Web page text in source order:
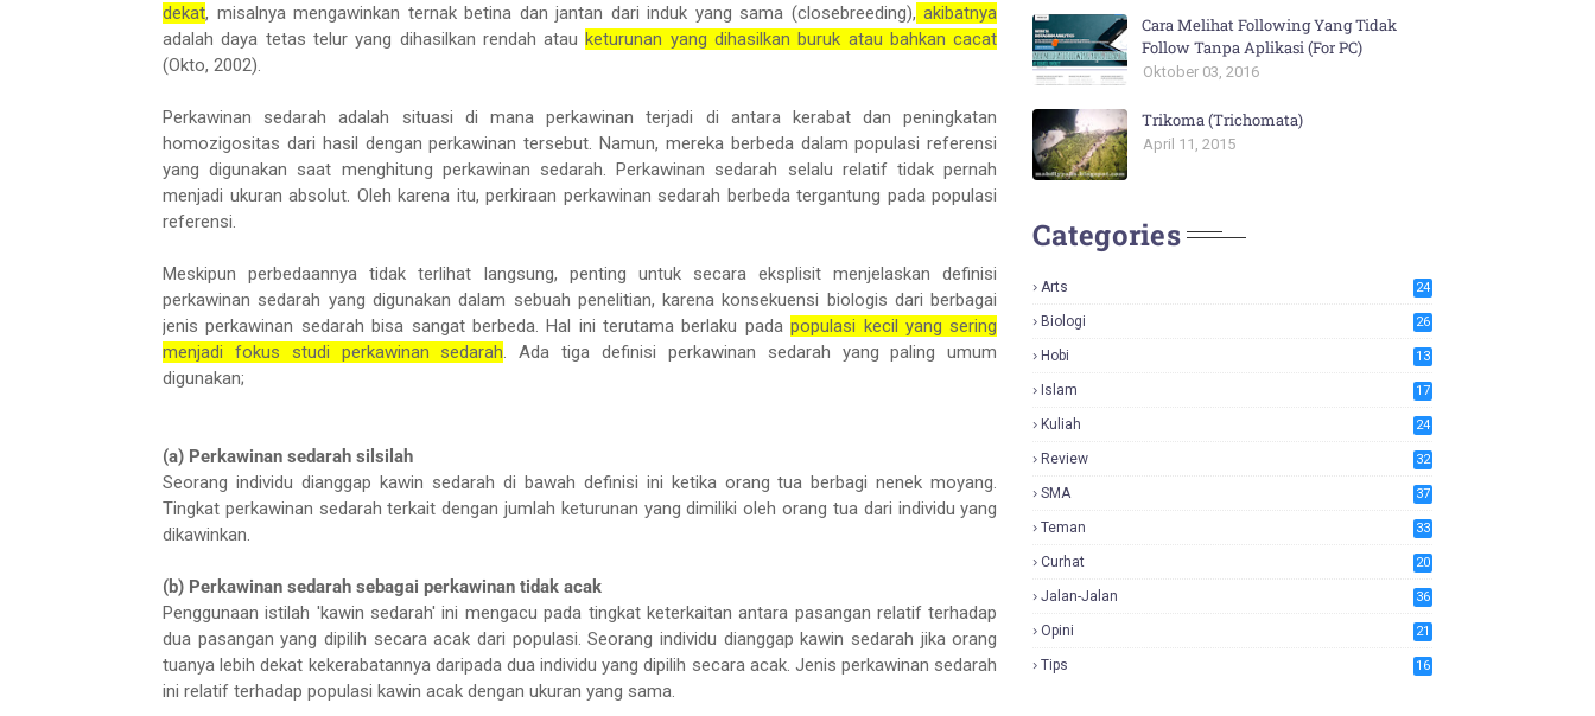
dekat, misalnya mengawinkan ternak betina dan jantan dari induk yang sama (closebreeding), akibatnya
adalah daya tetas telur yang dihasilkan rendah atauketurunan yang dihasilkan buruk atau bahkan cacat
(Okto, 2002).
Perkawinan sedarah adalah situasi di mana perkawinan terjadi di antara kerabat dan peningkatan
homozigositas dari hasil dengan perkawinan tersebut. Namun, mereka berbeda dalam populasi referensi
yang digunakan saat menghitung perkawinan sedarah. Perkawinan sedarah selalu relatif tidak pernah
menjadi ukuran absolut. Oleh karena itu, perkiraan perkawinan sedarah berbeda tergantung pada populasi
referensi.
Meskipun perbedaannya tidak terlihat langsung, penting untuk secara eksplisit menjelaskan definisi
perkawinan sedarah yang digunakan dalam sebuah penelitian, karena konsekuensi biologis dari berbagai
jenis perkawinan sedarah bisa sangat berbeda. Hal ini terutama berlaku padapopulasi kecil yang sering
menjadi fokus studi perkawinan sedarah. Ada tiga definisi perkawinan sedarah yang paling umum
digunakan;
(a) Perkawinan sedarah silsilah
Seorang individu dianggap kawin sedarah di bawah definisi ini ketika orang tua berbagi nenek moyang.
Tingkat perkawinan sedarah terkait dengan jumlah keturunan yang dimiliki oleh orang tua dari individu yang
dikawinkan.
(b) Perkawinan sedarah sebagai perkawinan tidak acak
Penggunaan istilah 'kawin sedarah' ini mengacu pada tingkat keterkaitan antara pasangan relatif terhadap
dua pasangan yang dipilih secara acak dari populasi. Seorang individu dianggap kawin sedarah jika orang
tuanya lebih dekat kekerabatannya daripada dua individu yang dipilih secara acak. Jenis perkawinan sedarah
ini relatif terhadap populasi kawin acak dengan ukuran yang sama.
Cara Melihat Following Yang Tidak
Follow Tanpa Aplikasi (For PC)
Oktober 03, 2016
Trikoma (Trichomata)
April 11, 2015
Categories
Arts 24
Biologi 26
Hobi 13
Islam 17
Kuliah 24
Review 32
SMA 37
Teman 33
Curhat 20
Jalan-Jalan 36
Opini 21
Tips 16